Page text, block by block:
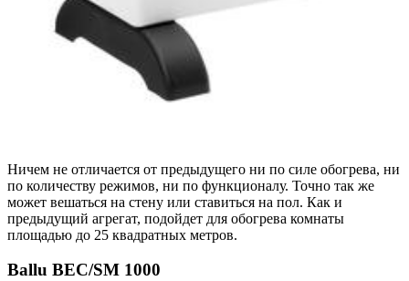
Ничем не отличается от предыдущего ни по силе обогрева, ни
по количеству режимов, ни по функционалу. Точно так же
может вешаться на стену или ставиться на пол. Как и
предыдущий агрегат, подойдет для обогрева комнаты
площадью до 25 квадратных метров.
Ballu BEC/SM 1000